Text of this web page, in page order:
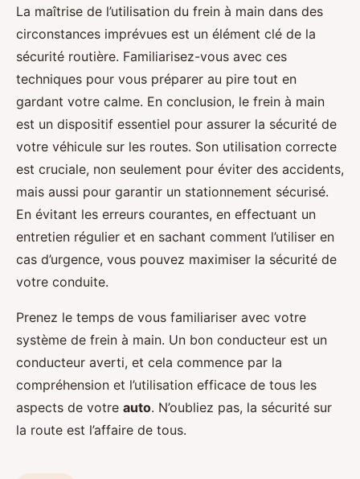
La maîtrise de l’utilisation du frein à main dans des
circonstances imprévues est un élément clé de la
sécurité routière. Familiarisez-vous avec ces
techniques pour vous préparer au pire tout en
gardant votre calme. En conclusion, le frein à main
est un dispositif essentiel pour assurer la sécurité de
votre véhicule sur les routes. Son utilisation correcte
est cruciale, non seulement pour éviter des accidents,
mais aussi pour garantir un stationnement sécurisé.
En évitant les erreurs courantes, en effectuant un
entretien régulier et en sachant comment l’utiliser en
cas d’urgence, vous pouvez maximiser la sécurité de
votre conduite.
Prenez le temps de vous familiariser avec votre
système de frein à main. Un bon conducteur est un
conducteur averti, et cela commence par la
compréhension et l’utilisation efficace de tous les
aspects de votre auto. N’oubliez pas, la sécurité sur
la route est l’affaire de tous.